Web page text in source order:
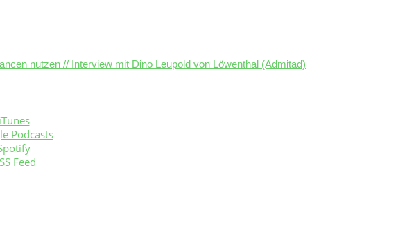
nutzen // Interview mit Dino Leupold von Löwenthal (Admitad)